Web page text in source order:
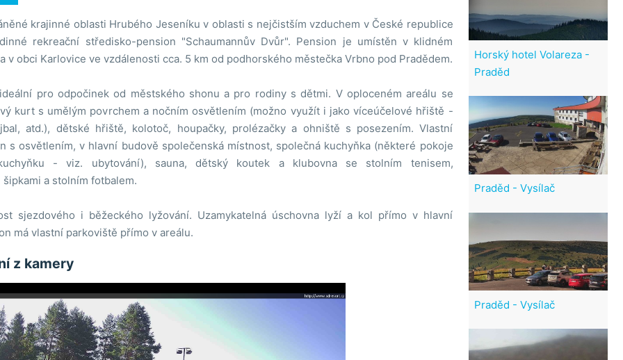
krajinné oblasti Hrubého Jeseníku v oblasti s nejčistším vzduchem v České republice
rekreační středisko-pension "Schaumannův Dvůr". Pension je umístěn v klidném
v obci Karlovice ve vzdálenosti cca. 5 km od podhorského městečka Vrbno pod Pradědem.
pro odpočinek od městského shonu a pro rodiny s dětmi. V oploceném areálu se
kurt s umělým povrchem a nočním osvětlením (možno využít i jako víceúčelové hřiště -
atd.), dětské hřiště, kolotoč, houpačky, prolézačky a ohniště s posezením. Vlastní
s osvětlením, v hlavní budově společenská místnost, společná kuchyňka (některé pokoje
- viz. ubytování), sauna, dětský koutek a klubovna se stolním tenisem,
a stolním fotbalem.
sjezdového i běžeckého lyžování. Uzamykatelná úschovna lyží a kol přímo v hlavní
má vlastní parkoviště přímo v areálu.
z kamery
Horský hotel Volareza -
Praděd
Praděd - Vysílač
Praděd - Vysílač